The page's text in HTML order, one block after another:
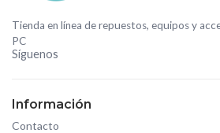
Tienda en línea de repuestos, equipos y
PC
Síguenos
Información
Contacto